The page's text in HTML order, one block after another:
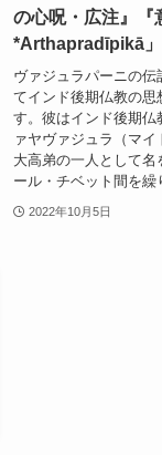
の心呪・広注』『
*Arthapradīpikā」
ヴァジュラパーニの伝
てインド後期仏教の思
す。彼はインド後期
ァヤヴァジュラ（マ
大高弟の一人として
ール・チベット間を繰
2022年10月5日